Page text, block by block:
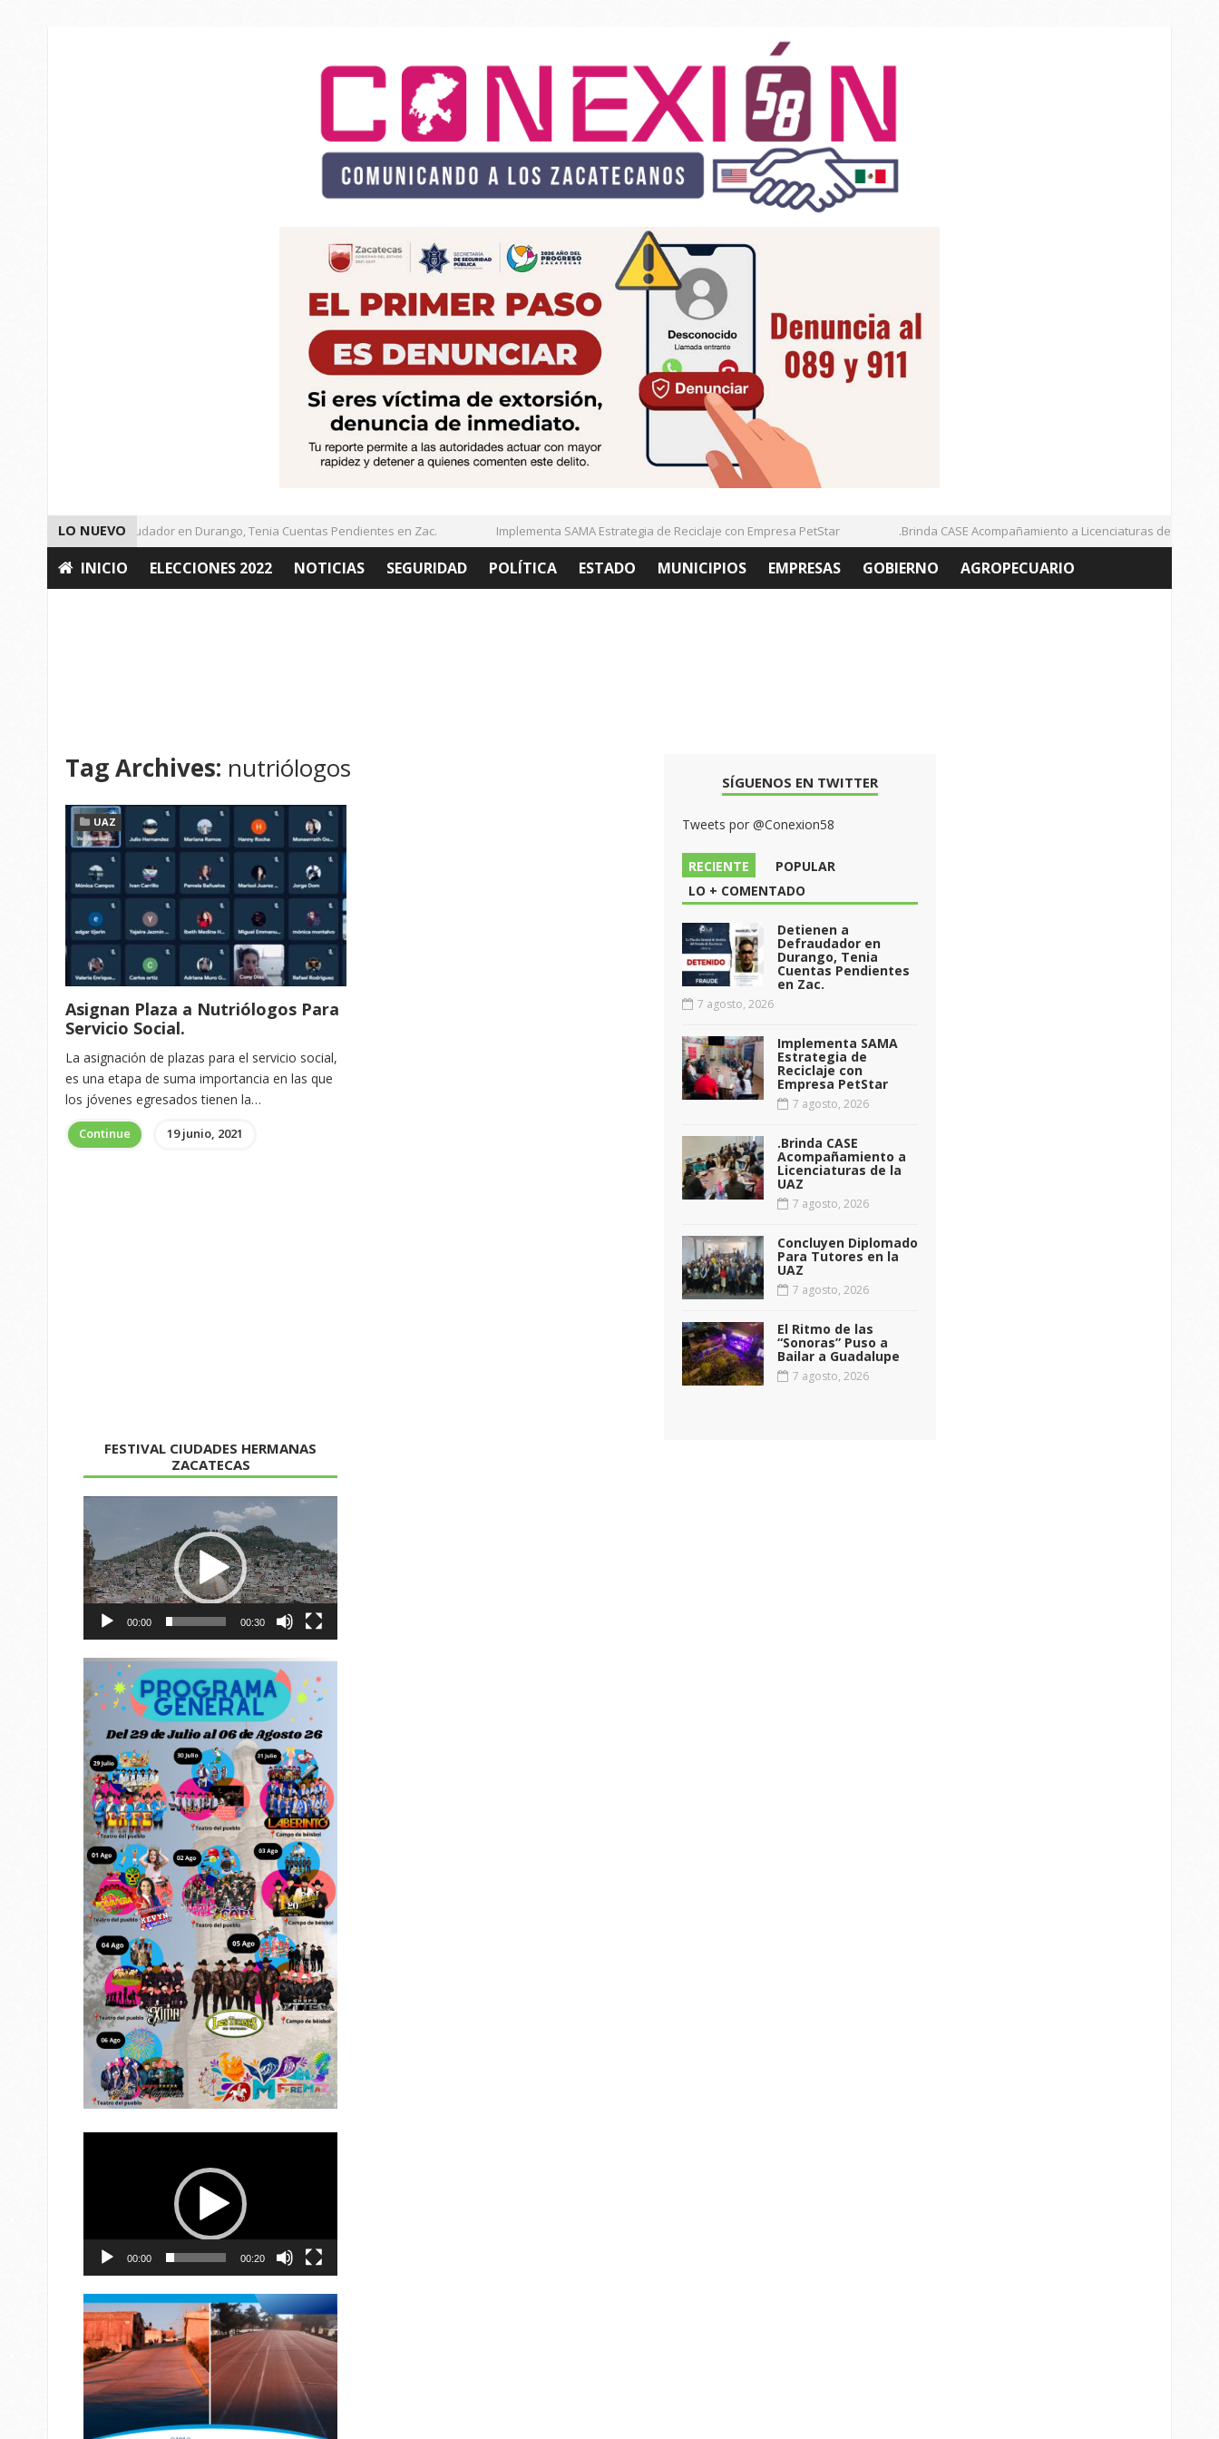
LO NUEVO
Detienen a Defraudador en Durango, Tenia Cuentas Pendientes en Zac. Implementa SAMA Estrategia de Reciclaje con Empresa PetStar .Brinda CASE Acompañamiento a Licenciaturas de la UAZ
INICIO ELECCIONES 2022 NOTICIAS SEGURIDAD POLÍTICA ESTADO MUNICIPIOS EMPRESAS GOBIERNO AGROPECUARIO
Tag Archives: nutriólogos
UAZ
Asignan Plaza a Nutriólogos Para
Servicio Social.
La asignación de plazas para el servicio social,
es una etapa de suma importancia en las que
los jóvenes egresados tienen la…
Continue 19 junio, 2021
SÍGUENOS EN TWITTER
Tweets por @Conexion58
RECIENTE
POPULAR
LO + COMENTADO
Detienen a
Defraudador en
Durango, Tenia
Cuentas Pendientes
en Zac.
7 agosto, 2026
Implementa SAMA
Estrategia de
Reciclaje con
Empresa PetStar
7 agosto, 2026
.Brinda CASE
Acompañamiento a
Licenciaturas de la
UAZ
7 agosto, 2026
Concluyen Diplomado
Para Tutores en la
UAZ
7 agosto, 2026
El Ritmo de las
“Sonoras” Puso a
Bailar a Guadalupe
7 agosto, 2026
FESTIVAL CIUDADES HERMANAS
ZACATECAS
de
vídeo
00:00 00:30
00:00 00:20